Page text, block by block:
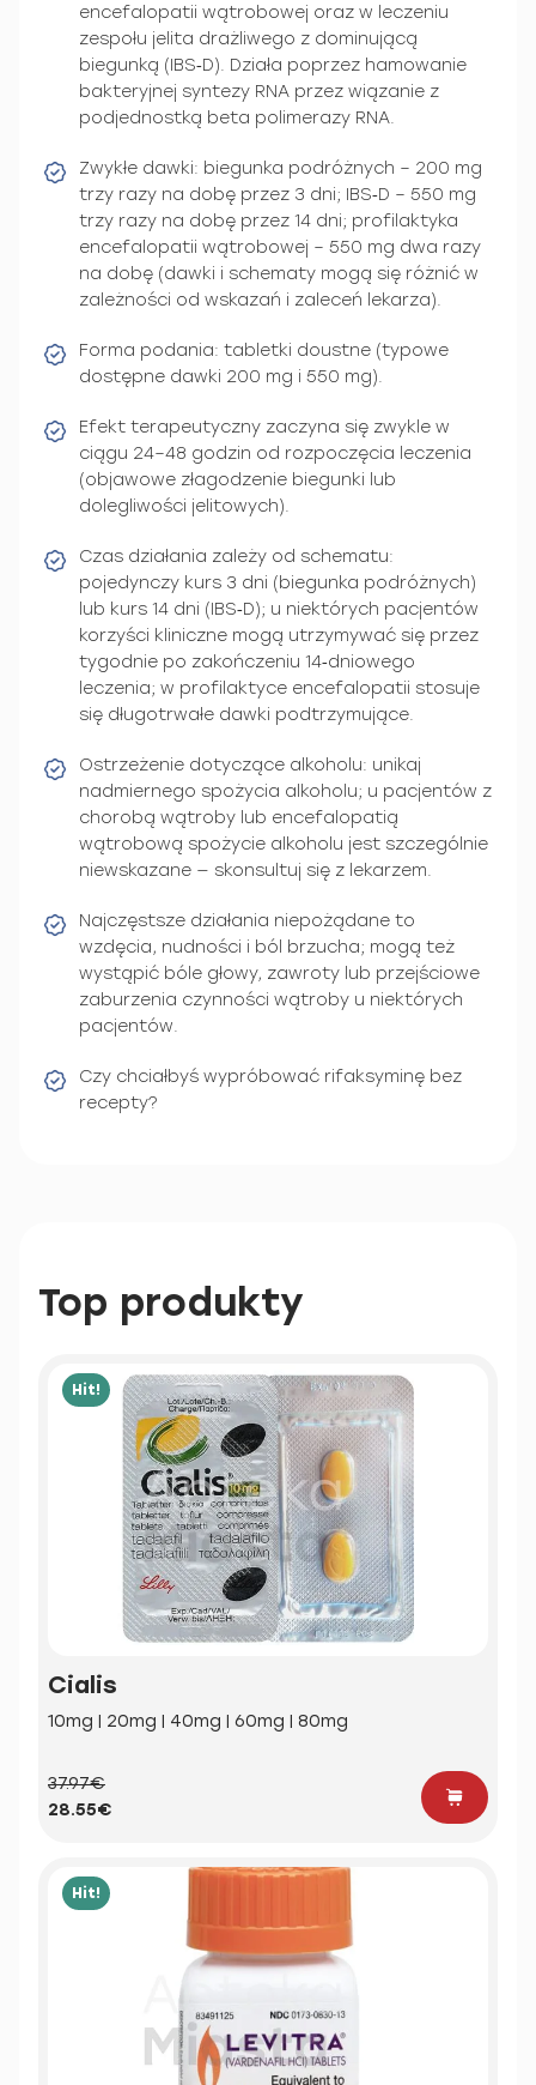
encefalopatii wątrobowej oraz w leczeniu
zespołu jelita drażliwego z dominującą
biegunką (IBS‑D). Działa poprzez hamowanie
bakteryjnej syntezy RNA przez wiązanie z
podjednostką beta polimerazy RNA.
Zwykłe dawki: biegunka podróżnych – 200 mg
trzy razy na dobę przez 3 dni; IBS‑D – 550 mg
trzy razy na dobę przez 14 dni; profilaktyka
encefalopatii wątrobowej – 550 mg dwa razy
na dobę (dawki i schematy mogą się różnić w
zależności od wskazań i zaleceń lekarza).
Forma podania: tabletki doustne (typowe
dostępne dawki 200 mg i 550 mg).
Efekt terapeutyczny zaczyna się zwykle w
ciągu 24–48 godzin od rozpoczęcia leczenia
(objawowe złagodzenie biegunki lub
dolegliwości jelitowych).
Czas działania zależy od schematu:
pojedynczy kurs 3 dni (biegunka podróżnych)
lub kurs 14 dni (IBS‑D); u niektórych pacjentów
korzyści kliniczne mogą utrzymywać się przez
tygodnie po zakończeniu 14‑dniowego
leczenia; w profilaktyce encefalopatii stosuje
się długotrwałe dawki podtrzymujące.
Ostrzeżenie dotyczące alkoholu: unikaj
nadmiernego spożycia alkoholu; u pacjentów z
chorobą wątroby lub encefalopatią
wątrobową spożycie alkoholu jest szczególnie
niewskazane — skonsultuj się z lekarzem.
Najczęstsze działania niepożądane to
wzdęcia, nudności i ból brzucha; mogą też
wystąpić bóle głowy, zawroty lub przejściowe
zaburzenia czynności wątroby u niektórych
pacjentów.
Czy chciałbyś wypróbować rifaksyminę bez
recepty?
Top produkty
Hit!
Cialis
10mg | 20mg | 40mg | 60mg | 80mg
37.97€
28.55€
Hit!